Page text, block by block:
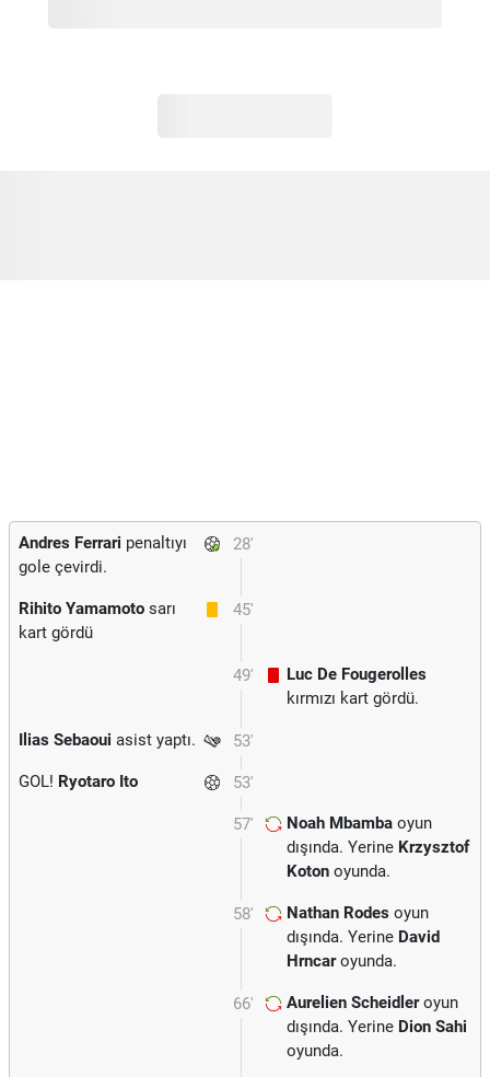
28'
Andres Ferrari penaltıyı
gole çevirdi.
45'
Rihito Yamamoto sarı
kart gördü
49'
Luc De Fougerolles
kırmızı kart gördü.
53'
Ilias Sebaoui asist yaptı.
53'
GOL! Ryotaro Ito
57' Noah Mbamba oyun
dışında. Yerine Krzysztof
Koton oyunda.
58' Nathan Rodes oyun
dışında. Yerine David
Hrncaroyunda.
66' Aurelien Scheidleroyun
dışında. Yerine Dion Sahi
oyunda.